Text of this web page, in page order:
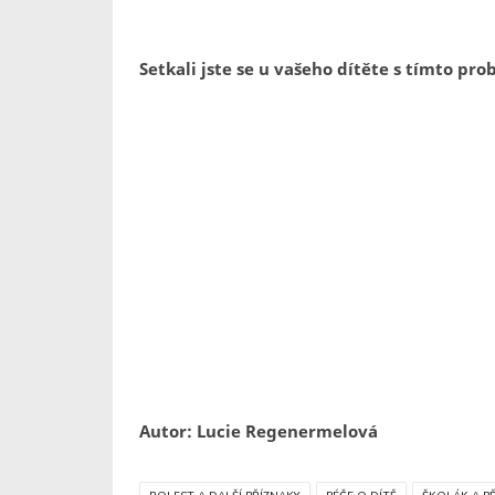
Setkali jste se u vašeho dítěte s tímto
Autor: Lucie Regenermelová